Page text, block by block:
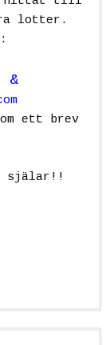
lotter.
&
ett brev
själar!!